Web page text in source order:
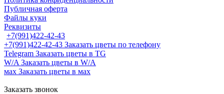
Публичная оферта
Файлы куки
Реквизиты
+7(991)422-42-43
+7(991)422-42-43 Заказать цветы по телефону
Telegram Заказать цветы в TG
W/A Заказать цветы в W/A
мах Заказать цветы в мах
Заказать звонок